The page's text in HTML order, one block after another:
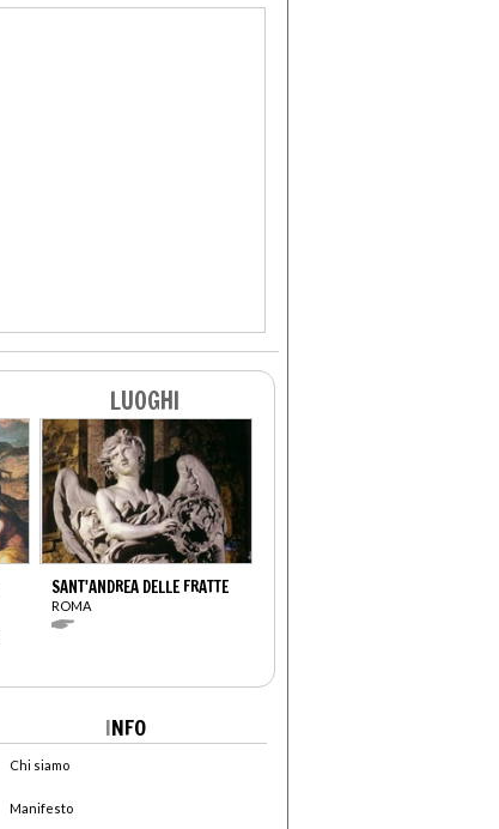
LUOGHI
SANT'ANDREA DELLE FRATTE
ROMA
INFO
Chi siamo
Manifesto